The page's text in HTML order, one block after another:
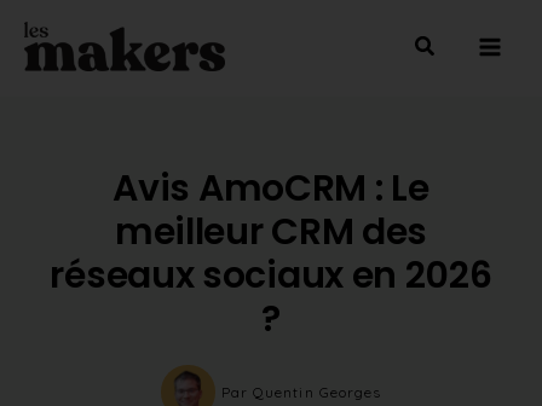
Aller
Avis AmoCRM : Le
meilleur CRM des
réseaux sociaux en 2026
?
Par Quentin Georges